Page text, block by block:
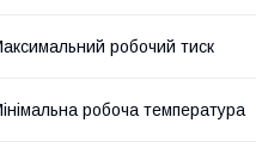
робочий тиск
робоча температура